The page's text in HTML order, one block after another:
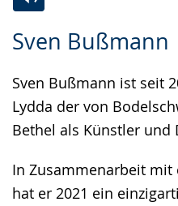
Sven Bußmann
Sven Bußmann ist seit
Lydda der von
Bethel als Künstler und
In Zusammenarbeit mit
hat er 2021 ein
Leichten
wechseln.
Audio-
Video
Deutscher
Gebärdensprache
wird
angezeigt.